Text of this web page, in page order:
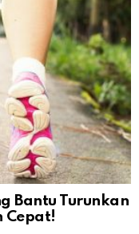
Bantu Turunkan
Cepat!